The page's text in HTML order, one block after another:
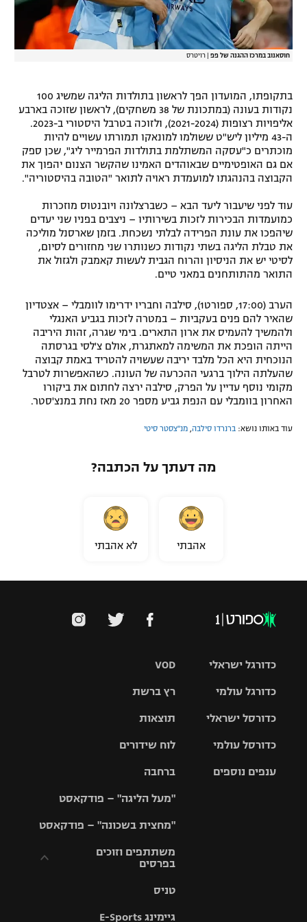
חוסאנוב במרכז ההגנה של פפ רויטרס
בתקופתו, המועדון הפך לראשון בתולדות הליגה שמשיג 100
נקודות בעונה (במתכונת של 38 משחקים), לראשון שזוכה בארבע
אליפויות רצופות (2021-2024), ולזוכה בטרבל היסטורי ב-2023.
ה-43 מיליון ליש"ט ששולמו למונאקו תמורתו עשויים להיות
מוכתרים כ"עסקה המשתלמת בתולדות הפרמייר ליג", שכן ספק
אם גם האופטימיים שבאוהדים האמינו שהקשר הצנום יהפוך את
הקבוצה בהנהגתו למועמדת ראויה לתואר "הטובה בהיסטוריה".
עוד לפני שיעבור ליעד הבא – כשברצלונה ויובנטוס מוזכרות
כמועמדות הבכירות לזכות בשירותיו – ניצבים בפניו שני יעדים
שיהפכו את עונת הפרידה לבלתי נשכחת. בזמן שארסנל מוליכה
את טבלת הליגה בשתי נקודות כשנותרו שני מחזורים לסיום,
לסיטי יש את הניסיון והרוח הגבית לעשות קאמבק ולגזול את
התואר מהתותחנים במאני טיים.
הערב (17:00, ספורט1), סילבה וחבריו ידרימו לוומבלי – אצטדיון
שהאיר להם פנים בעקביות – במטרה לזכות בגביע האנגלי
ולהמשיך להעמיס את ארון התארים. בימי שגרה, זהות היריבה
הייתה הופכת את המשימה למאתגרת, אולם צ'לסי בגרסתה
הנוכחית היא הכל מלבד יריבה שעשויה להטריד באמת קבוצה
שהעלתה הילוך ברגעי ההכרעה של העונה. כשהאפשרות לטרבל
מקומי נוסף עדיין על הפרק, סילבה ירצה לחתום את ביקורו
האחרון בוומבלי עם הנפת גביע מספר 20 מאז נחת במנצ'סטר.
עוד באותו נושא: ברנרדו סילבה מנ''צסטר סיטי
מה דעתך על הכתבה?
אהבתי לא אהבתי
VOD
רץ ברשת
תוצאות
לוח שידורים
ברחבה
"מעל הליגה" – פודקאסט
"מחצית בשכונה" – פודקאסט
משתתפים וזוכים
בפרסים
וזוכים בפרסים
טניס
גיימינג E-Sports
כדורגל ישראלי
גביע הטוטו
כדורגל עולמי
האלופות
ליגה
כדורסל ישראלי
סל
כדורסל עולמי
ענפים נוספים